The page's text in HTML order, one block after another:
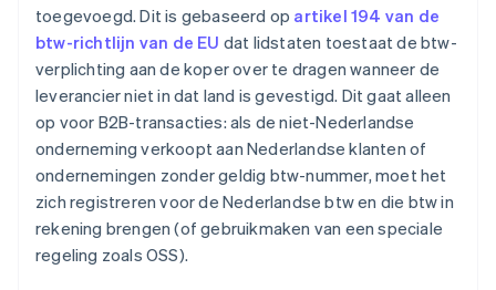
toegevoegd. Dit is gebaseerd op artikel 194 van de
btw-richtlijn van de EU dat lidstaten toestaat de btw-
verplichting aan de koper over te dragen wanneer de
leverancier niet in dat land is gevestigd. Dit gaat alleen
op voor B2B-transacties: als de niet-Nederlandse
onderneming verkoopt aan Nederlandse klanten of
ondernemingen zonder geldig btw-nummer, moet het
zich registreren voor de Nederlandse btw en die btw in
rekening brengen (of gebruikmaken van een speciale
regeling zoals OSS).